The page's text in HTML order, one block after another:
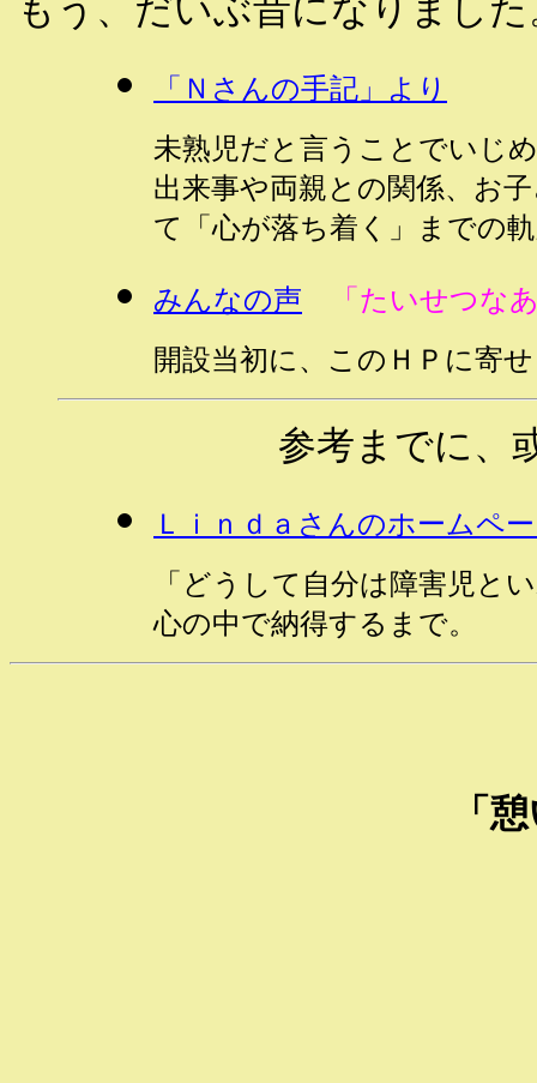
もう、だいぶ昔になりまし
「Ｎさんの手記」より
未熟児だと言うことでいじ
出来事や両親との関係、お
て「心が落ち着く」までの
みんなの声
「たいせつ
開設当初に、このＨＰに寄
参考までに、
Ｌｉｎｄａさんのホームペ
「どうして自分は障害児と
心の中で納得するまで。
「